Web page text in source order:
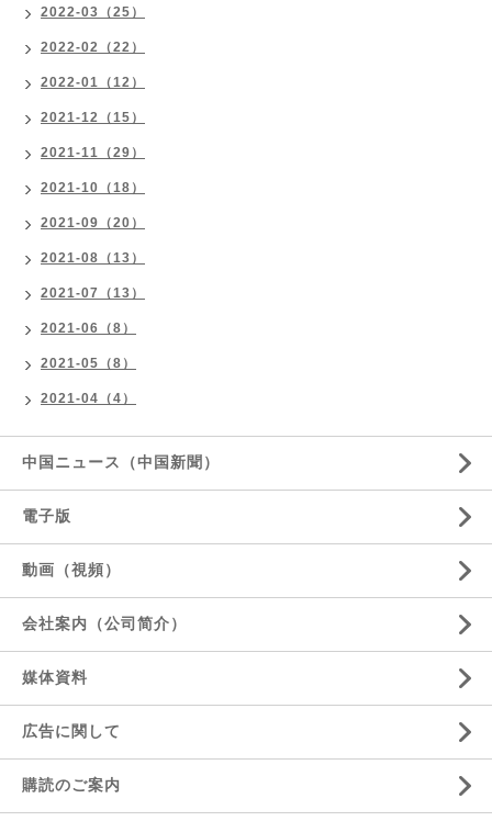
2022-03（25）
2022-02（22）
2022-01（12）
2021-12（15）
2021-11（29）
2021-10（18）
2021-09（20）
2021-08（13）
2021-07（13）
2021-06（8）
2021-05（8）
2021-04（4）
中国ニュース（中国新聞）
電子版
動画（視頻）
会社案内（公司简介）
媒体資料
広告に関して
購読のご案内